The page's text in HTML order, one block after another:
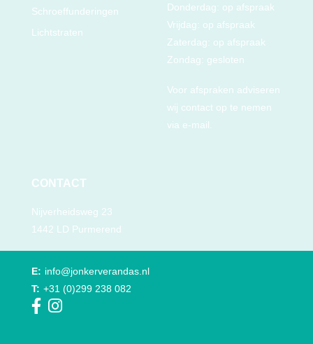
Schroeffunderingen
Lichtstraten
Donderdag: op afspraak
Vrijdag: op afspraak
Zaterdag: op afspraak
Zondag: gesloten
Voor afspraken adviseren
wij contact op te nemen
via e-mail.
CONTACT
Nijverheidsweg 23
1442 LD Purmerend
E: info@jonkerverandas.nl
T: +31 (0)299 238 082